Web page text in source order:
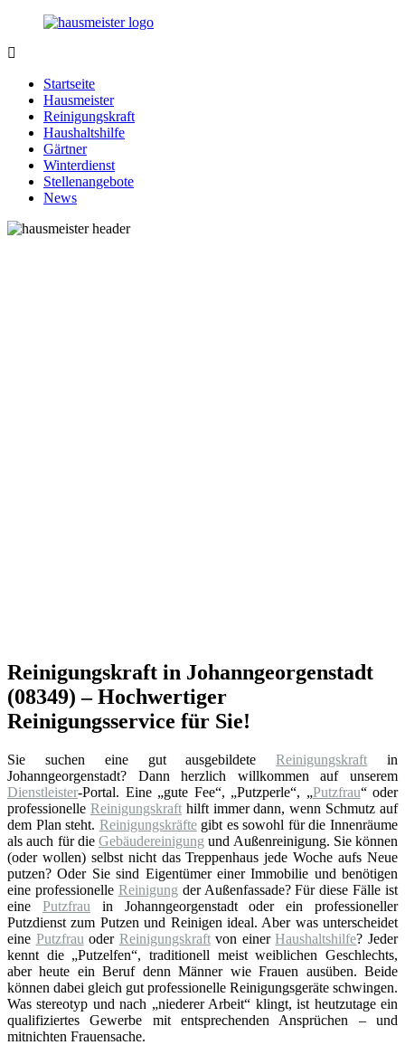
Zurück
Inhalt
Hausmeister.de
rund
Ihren
Haushalt
Startseite
Hausmeister
Reinigungskraft
Haushaltshilfe
Gärtner
Winterdienst
Stellenangebote
News
Reinigungskraft in Johanngeorgenstadt
(08349) – Hochwertiger
Reinigungsservice für Sie!
Sie suchen eine gut ausgebildeteReinigungskraft in
Johanngeorgenstadt? Dann herzlich willkommen auf unserem
Dienstleister-Portal. Eine „gute Fee“, „Putzperle“, „Putzfrau“ oder
professionelle Reinigungskrafthilft immer dann, wenn Schmutz auf
dem Plan steht. Reinigungskräftegibt es sowohl für die Innenräume
als auch für die Gebäudereinigung und Außenreinigung. Sie können
(oder wollen) selbst nicht das Treppenhaus jede Woche aufs Neue
putzen? Oder Sie sind Eigentümer einer Immobilie und benötigen
eine professionelle Reinigung der Außenfassade? Für diese Fälle ist
eine Putzfrau in Johanngeorgenstadt oder ein professioneller
Putzdienst zum Putzen und Reinigen ideal. Aber was unterscheidet
eine Putzfrau oder Reinigungskraftvon einerHaushaltshilfe? Jeder
kennt die „Putzelfen“, traditionell meist weiblichen Geschlechts,
aber heute ein Beruf denn Männer wie Frauen ausüben. Beide
können dabei gleich gut professionelle Reinigungsgeräte schwingen.
Was stereotyp und nach „niederer Arbeit“ klingt, ist heutzutage ein
qualifiziertes Gewerbe mit entsprechenden Ansprüchen – und
mitnichten Frauensache.